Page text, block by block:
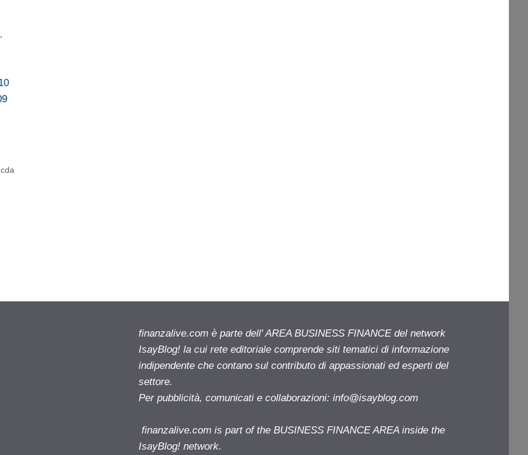
finanzalive.com è parte dell' AREA BUSINESS FINANCE del network
IsayBlog! la cui rete editoriale comprende siti tematici di informazione
indipendente che contano sul contributo di appassionati ed esperti del
settore.
Per pubblicità, comunicati e collaborazioni: info@isayblog.com
finanzalive.com is part of the BUSINESS FINANCE AREA inside the
IsayBlog! network.